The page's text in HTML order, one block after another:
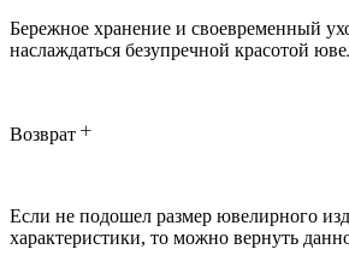
Бережное хранение и своевременный
наслаждаться безупречной красотой
Возврат
Если не подошел размер ювелирного
характеристики, то можно вернуть